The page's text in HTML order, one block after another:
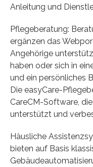
Anleitung und
Pflegeberatung:
ergänzen das
Angehörige
haben oder sich in
und ein persönliches
Die easyCare-
CareCM-Software,
unterstützt und
Häusliche
bieten auf Basis